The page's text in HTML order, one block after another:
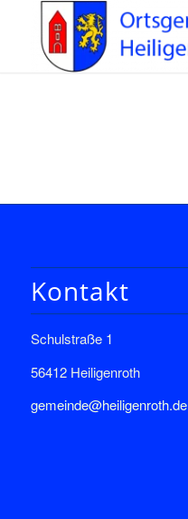
Kontakt
Schulstraße 1
56412 Heiligenroth
gemeinde@heiligenroth.de